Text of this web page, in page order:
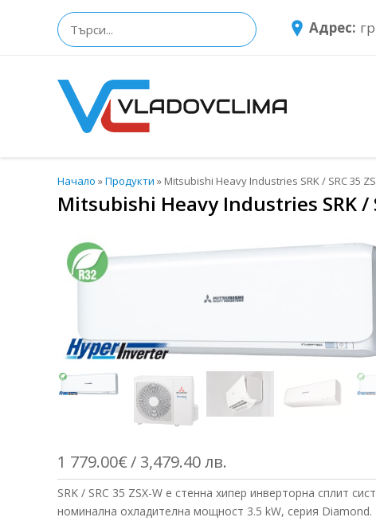
Адрес:
Начало »Продукти » Mitsubishi Heavy Industries SRK / SRC 35
Mitsubishi Heavy Industries SRK /
1 779.00€/ 3,479.40 лв.
SRK / SRC 35 ZSX-W е стенна хипер инверторна сплит
номинална охладителна мощност 3.5 kW, серия Diamond.